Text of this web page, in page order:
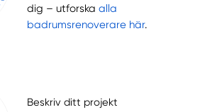
dig – utforskaalla
badrumsrenoverare här.
Beskriv ditt projekt